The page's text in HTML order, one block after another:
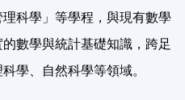
科學」等學程，與現有數學
數學與統計基礎知識，跨足
學、自然科學等領域。